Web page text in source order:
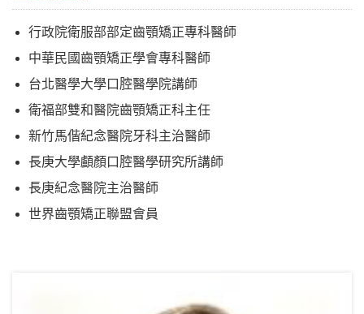
行政院衛服部部定齒顎矯正專科醫師
中華民國齒顎矯正學會專科醫師
台北醫學大學口腔醫學院講師
衛福部雙和醫院齒顎矯正科主任
新竹馬偕紀念醫院牙科主治醫師
長庚大學顱顏口腔醫學研究所講師
長庚紀念醫院主治醫師
世界齒顎矯正聯盟會員